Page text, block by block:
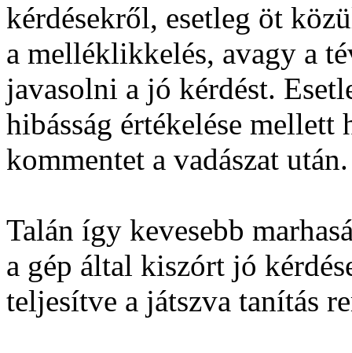
kérdésekről, esetleg öt
a melléklikkelés, avagy a
javasolni a jó kérdést.
hibásság értékelése
kommentet a vadászat után.
Talán így kevesebb
a gép által kiszórt jó
teljesítve a játszva tanítás